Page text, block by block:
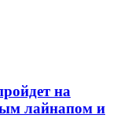
на
лайнапом и